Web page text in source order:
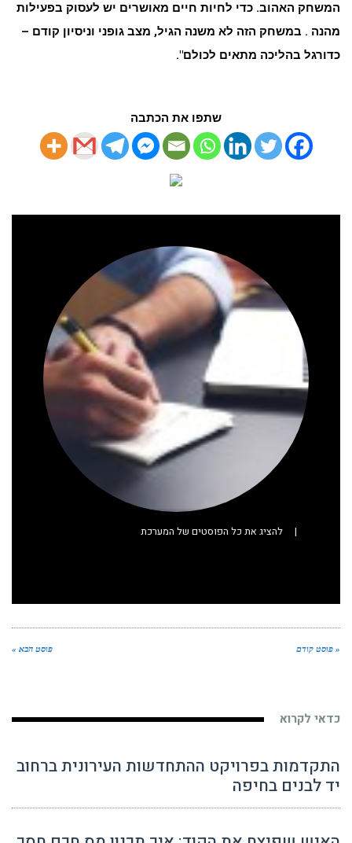
המשחק האהוב. כדי לחיות חיים מאושרים יש לעסוק בפעילות
מהנה . במשחק הזה לא משנה הגיל, מצב גופני וניסיון קודם –
כדורגל בהליכה מתאים לכולם".
שתפו את הכתבה
| להציג את כל הפוסטים של המערכת
« פוסט קודם פוסט הבא »
כדאי לקרוא
התקדמות בפרויקט ההתחדשות העירונית ברחוב
יד לבנים בחיפה